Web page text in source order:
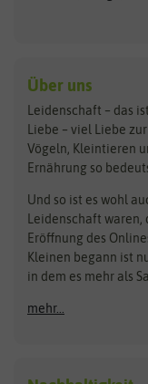
Kräutersamen
Obstsamen
Pilzbrut
Rasensamen
Steckzwiebeln
Zimmer &
Kataloge
Schnäppchen
Anzucht &
Anzuchtschalen
Benary
Bingenheimer
Bionana
BIOWOL
Blumicorn
Bûten Birds
Carl Pabst
Über uns
Leidenschaft – das
Liebe – viel Liebe
Vögeln, Kleintieren
Ernährung so
Und so ist es wohl
Leidenschaft
Eröffnung des
Kleinen begann ist
in dem es mehr als
mehr...